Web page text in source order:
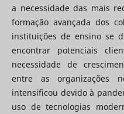
a necessidade das mais
formação avançada dos
instituições de ensino se
encontrar potenciais
necessidade de
entre as organizações
intensificou devido à
uso de tecnologias